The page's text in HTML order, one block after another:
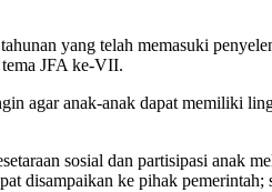
yang telah memasuki
JFA ke-VII.
agar anak-anak dapat memiliki
sosial dan partisipasi anak
disampaikan ke pihak pemerintah;